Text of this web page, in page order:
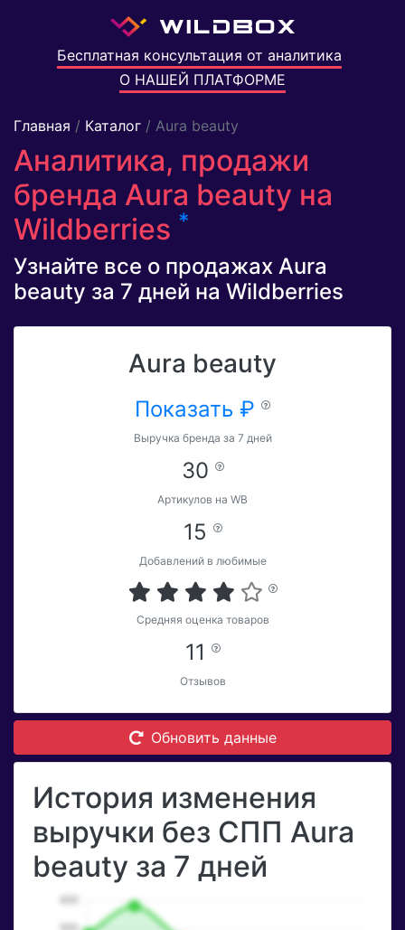
Бесплатная консультация от аналитика
О НАШЕЙ ПЛАТФОРМЕ
Главная / Каталог / Aura beauty
Аналитика, продажи
бренда Aura beauty на
Wildberries *
Узнайте все о продажах Aura
beauty за 7 дней на Wildberries
Aura beauty
Показать ₽
Выручка бренда за 7 дней
30
Артикулов на WB
15
Добавлений в любимые
Средняя оценка товаров
11
Отзывов
Обновить данные
История изменения
выручки без СПП Aura
beauty за 7 дней